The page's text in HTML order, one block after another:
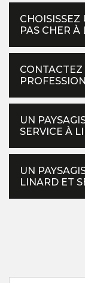
CHOISISSEZ
PAS CHER À
CONTACTEZ
UN
SERVICE À
UN
LINARD ET